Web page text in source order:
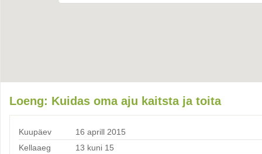
Loeng: Kuidas oma aju kaitsta ja toita
Kuupäev
16 aprill 2015
Kellaaeg
13 kuni 15